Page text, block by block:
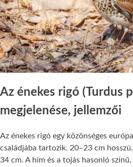
Az énekes rigó (Turdus
megjelenése, jellemzői
Az énekes rigó egy közönséges
családjába tartozik. 20–23 cm
34 cm. A hím és a tojás hasonló